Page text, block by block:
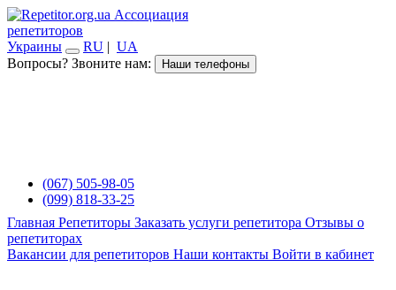
Ассоциация
репетиторов
Украины
RU | UA
Вопросы? Звоните нам:
Наши телефоны
(067) 505-98-05
(099) 818-33-25
Главная Репетиторы Заказать услуги репетитора Отзывы о
репетиторах
Вакансии для репетиторов Наши контакты Войти в кабинет